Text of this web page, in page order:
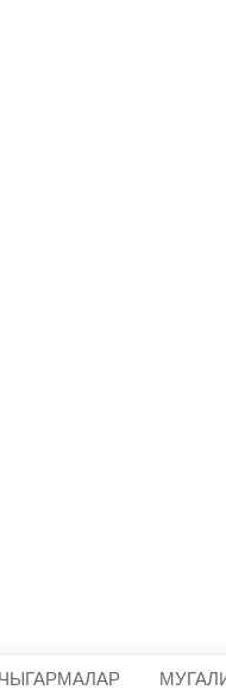
ЧЫГАРМАЛАР